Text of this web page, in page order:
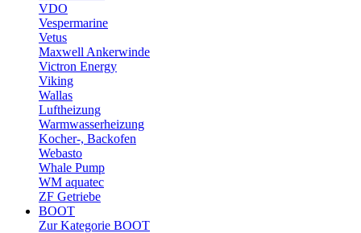
VDO
Vespermarine
Vetus
Maxwell Ankerwinde
Victron Energy
Viking
Wallas
Luftheizung
Warmwasserheizung
Kocher-, Backofen
Webasto
Whale Pump
WM aquatec
ZF Getriebe
BOOT
Zur Kategorie BOOT